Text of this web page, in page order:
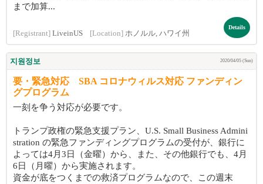
まで加算...
[Registrant] LiveinUS [Location] ホノルル, ハワイ州
Details
지원정보 2020/04/05 (Sun)
要・緊急対応 SBA コロナウィルス対応 ファンディン
グプログラム
一刻を争う対応が必要です。
トランプ政権の緊急支援プラン、U.S. Small Business Admini
stration の緊急ファンディングプログラムの受付が、銀行に
よっては4月3日（金曜）から、また、その他銀行でも、4月
6日（月曜）から実施されます。
資金が底をつくまでの救済プログラムなので、この週末